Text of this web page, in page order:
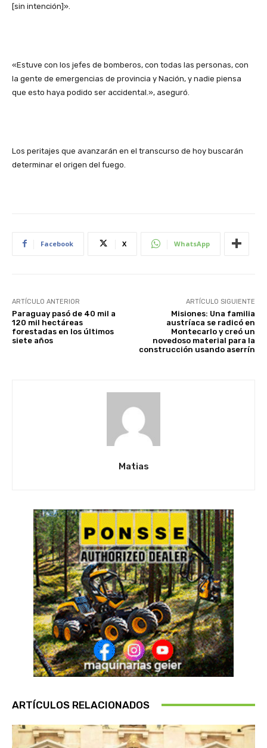
[sin intención]».
«Estuve con los jefes de bomberos, con todas las personas, con
la gente de emergencias de provincia y Nación, y nadie piensa
que esto haya podido ser accidental.», aseguró.
Los peritajes que avanzarán en el transcurso de hoy buscarán
determinar el origen del fuego.
Facebook X WhatsApp
ARTÍCULO ANTERIOR
Paraguay pasó de 40 mil a
120 mil hectáreas
forestadas en los últimos
siete años
ARTÍCULO SIGUIENTE
Misiones: Una familia
austríaca se radicó en
Montecarlo y creó un
novedoso material para la
construcción usando aserrín
Matias
ARTÍCULOS RELACIONADOS